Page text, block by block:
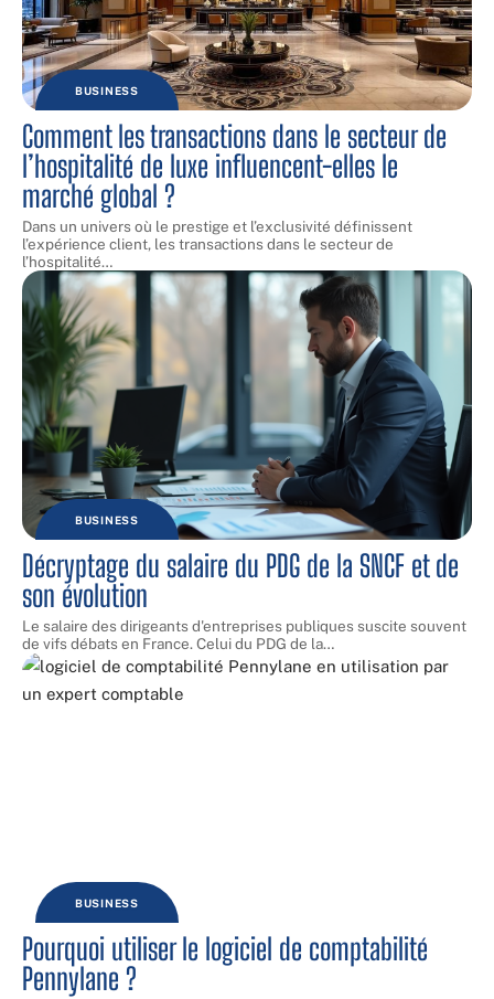
BUSINESS
Comment les transactions dans le secteur de
l’hospitalité de luxe influencent-elles le
marché global ?
Dans un univers où le prestige et l’exclusivité définissent
l’expérience client, les transactions dans le secteur de
l’hospitalité…
BUSINESS
Décryptage du salaire du PDG de la SNCF et de
son évolution
Le salaire des dirigeants d'entreprises publiques suscite souvent
de vifs débats en France. Celui du PDG de la…
BUSINESS
Pourquoi utiliser le logiciel de comptabilité
Pennylane ?